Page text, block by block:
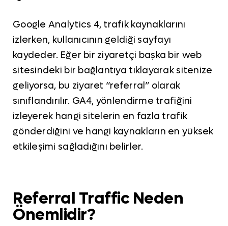
Google Analytics 4, trafik kaynaklarını
izlerken, kullanıcının geldiği sayfayı
kaydeder. Eğer bir ziyaretçi başka bir web
sitesindeki bir bağlantıya tıklayarak sitenize
geliyorsa, bu ziyaret “referral” olarak
sınıflandırılır. GA4, yönlendirme trafiğini
izleyerek hangi sitelerin en fazla trafik
gönderdiğini ve hangi kaynakların en yüksek
etkileşimi sağladığını belirler.
Referral Traffic Neden
Önemlidir?